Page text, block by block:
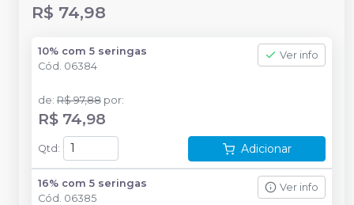
R$ 74,98
10% com 5 seringas
Cód. 06384
Ver info
de: R$ 97,88 por:
R$ 74,98
Qtd : Adicionar
16% com 5 seringas
Cód. 06385
Ver info